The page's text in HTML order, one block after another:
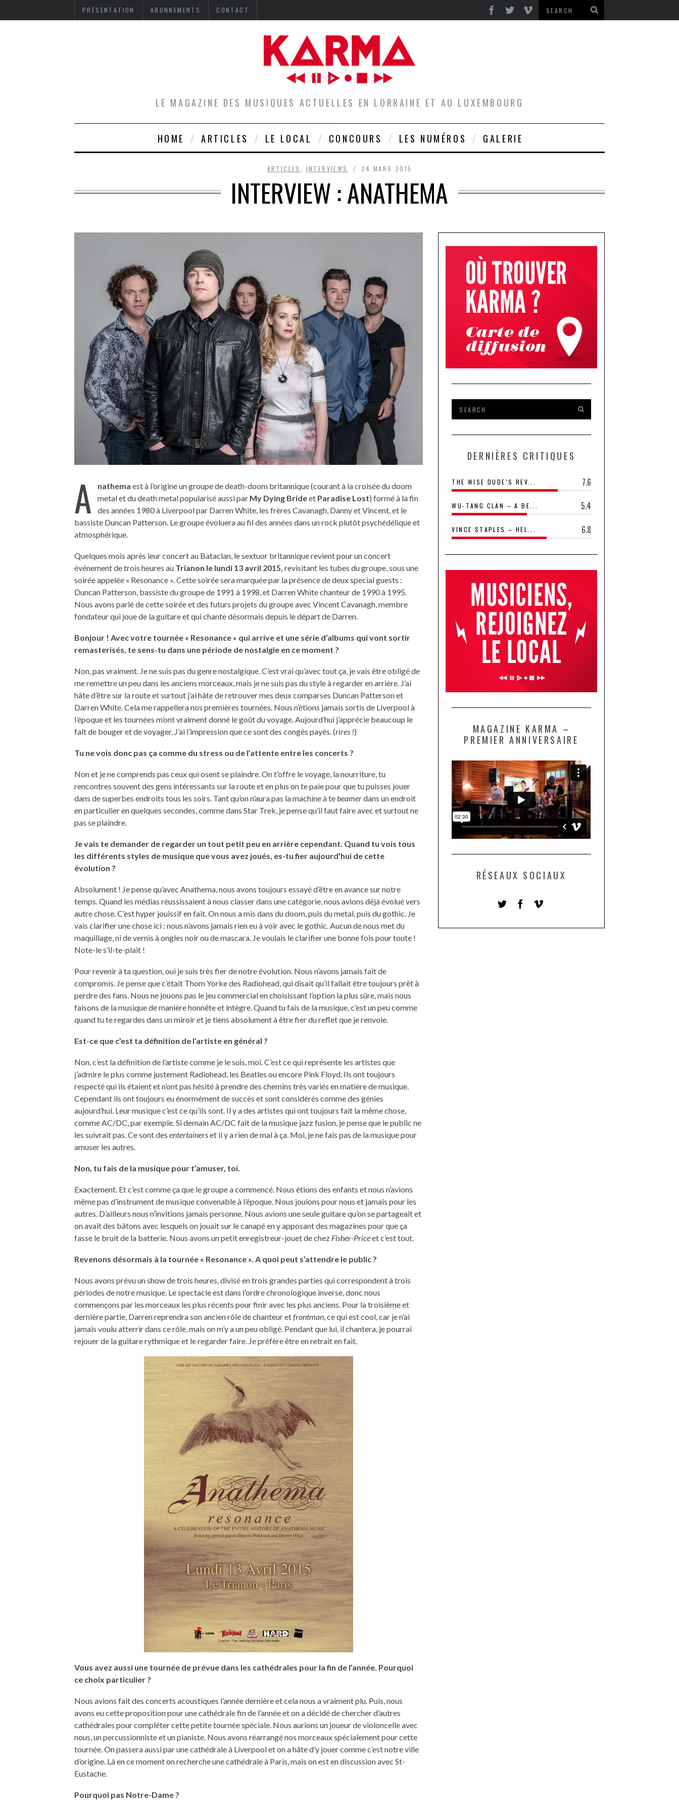
PRÉSENTATION ABONNEMENTS CONTACT
LE MAGAZINE DES MUSIQUES ACTUELLES EN LORRAINE ET AU LUXEMBOURG
HOME ARTICLES LE LOCAL CONCOURS LES NUMÉROS GALERIE
ARTICLES INTERVIEWS 24 MARS 2015
INTERVIEW : ANATHEMA
A nathema est à l’origine un groupe de death-doom britannique (courant à la croisée du doom
metal et du death metal popularisé aussi par My Dying Brideet Paradise Lost) formé à la fin
des années 1980 à Liverpool par Darren White, les frères Cavanagh, Danny et Vincent, et le
bassiste Duncan Patterson. Le groupe évoluera au fil des années dans un rock plutôt psychédélique et
atmosphérique.
Quelques mois après leur concert au Bataclan, le sextuor britannique revient pour un concert
événement de trois heures au Trianon le lundi 13 avril 2015, revisitant les tubes du groupe, sous une
soirée appelée « Resonance ». Cette soirée sera marquée par la présence de deux special guests :
Duncan Patterson, bassiste du groupe de 1991 à 1998, et Darren White chanteur de 1990 à 1995.
Nous avons parlé de cette soirée et des futurs projets du groupe avec Vincent Cavanagh, membre
fondateur qui joue de la guitare et qui chante désormais depuis le départ de Darren.
Bonjour ! Avec votre tournée « Resonance » qui arrive et une série d’albums qui vont sortir
remasterisés, te sens-tu dans une période de nostalgie en ce moment ?
Non, pas vraiment. Je ne suis pas du genre nostalgique. C’est vrai qu’avec tout ça, je vais être obligé de
me remettre un peu dans les anciens morceaux, mais je ne suis pas du style à regarder en arrière. J’ai
hâte d’être sur la route et surtout j’ai hâte de retrouver mes deux comparses Duncan Patterson et
Darren White. Cela me rappellera nos premières tournées. Nous n’étions jamais sortis de Liverpool à
l’époque et les tournées m’ont vraiment donné le goût du voyage. Aujourd’hui j’apprécie beaucoup le
fait de bouger et de voyager. J’ai l’impression que ce sont des congés payés. (rires !)
Tu ne vois donc pas ça comme du stress ou de l’attente entre les concerts ?
Non et je ne comprends pas ceux qui osent se plaindre. On t’offre le voyage, la nourriture, tu
rencontres souvent des gens intéressants sur la route et en plus on te paie pour que tu puisses jouer
dans de superbes endroits tous les soirs. Tant qu’on n’aura pas la machine à tebeamerdans un endroit
en particulier en quelques secondes, comme dans Star Trek, je pense qu’il faut faire avec et surtout ne
pas se plaindre.
Je vais te demander de regarder un tout petit peu en arrière cependant. Quand tu vois tous
les différents styles de musique que vous avez joués, es-tu fier aujourd’hui de cette
évolution ?
Absolument ! Je pense qu’avec Anathema, nous avons toujours essayé d’être en avance sur notre
temps. Quand les médias réussissaient à nous classer dans une catégorie, nous avions déjà évolué vers
autre chose. C’est hyper jouissif en fait. On nous a mis dans du doom, puis du metal, puis du gothic. Je
vais clarifier une chose ici : nous n’avons jamais rien eu à voir avec le gothic. Aucun de nous met du
maquillage, ni de vernis à ongles noir ou de mascara. Je voulais le clarifier une bonne fois pour toute !
Note-le s’il-te-plait !
Pour revenir à ta question, oui je suis très fier de notre évolution. Nous n’avons jamais fait de
compromis. Je pense que c’était Thom Yorke des Radiohead, qui disait qu’il fallait être toujours prêt à
perdre des fans. Nous ne jouons pas le jeu commercial en choisissant l’option la plus sûre, mais nous
faisons de la musique de manière honnête et intègre. Quand tu fais de la musique, c’est un peu comme
quand tu te regardes dans un miroir et je tiens absolument à être fier du reflet que je renvoie.
Est-ce que c’est ta définition de l’artiste en général ?
Non, c’est la définition de l’artiste comme je le suis, moi. C’est ce qui représente les artistes que
j’admire le plus comme justement Radiohead, les Beatles ou encore Pink Floyd. Ils ont toujours
respecté qui ils étaient et n’ont pas hésité à prendre des chemins très variés en matière de musique.
Cependant ils ont toujours eu énormément de succès et sont considérés comme des génies
aujourd’hui. Leur musique c’est ce qu’ils sont. Il y a des artistes qui ont toujours fait la même chose,
comme AC/DC, par exemple. Si demain AC/DC fait de la musique jazz fusion, je pense que le public ne
les suivrait pas. Ce sont des entertainerset il y a rien de mal à ça. Moi, je ne fais pas de la musique pour
amuser les autres.
Non, tu fais de la musique pour t’amuser, toi.
Exactement. Et c’est comme ça que le groupe a commencé. Nous étions des enfants et nous n’avions
même pas d’instrument de musique convenable à l’époque. Nous jouions pour nous et jamais pour les
autres. D’ailleurs nous n’invitions jamais personne. Nous avions une seule guitare qu’on se partageait et
on avait des bâtons avec lesquels on jouait sur le canapé en y apposant des magazines pour que ça
fasse le bruit de la batterie. Nous avons un petit enregistreur-jouet de chez Fisher-Priceet c’est tout.
Revenons désormais à la tournée « Resonance ». A quoi peut s’attendre le public ?
Nous avons prévu un show de trois heures, divisé en trois grandes parties qui correspondent à trois
périodes de notre musique. Le spectacle est dans l’ordre chronologique inverse, donc nous
commençons par les morceaux les plus récents pour finir avec les plus anciens. Pour la troisième et
dernière partie, Darren reprendra son ancien rôle de chanteur etfrontman, ce qui est cool, car je n’ai
jamais voulu atterrir dans ce rôle, mais on m’y a un peu obligé. Pendant que lui, il chantera, je pourrai
rejouer de la guitare rythmique et le regarder faire. Je préfère être en retrait en fait.
Vous avez aussi une tournée de prévue dans les cathédrales pour la fin de l’année. Pourquoi
ce choix particulier ?
Nous avions fait des concerts acoustiques l’année dernière et cela nous a vraiment plu. Puis, nous
avons eu cette proposition pour une cathédrale fin de l’année et on a décidé de chercher d’autres
cathédrales pour compléter cette petite tournée spéciale. Nous aurions un joueur de violoncelle avec
nous, un percussionniste et un pianiste. Nous avons réarrangé nos morceaux spécialement pour cette
tournée. On passera aussi par une cathédrale à Liverpool et on a hâte d’y jouer comme c’est notre ville
d’origine. Là en ce moment on recherche une cathédrale à Paris, mais on est en discussion avec St-
Eustache.
Pourquoi pas Notre-Dame ?
DERNIÈRES CRITIQUES
7.6
THE WISE DUDE’S REV...
5.4
WU-TANG CLAN – A BE...
6.8
VINCE STAPLES – HEL...
MAGAZINE KARMA –
PREMIER ANNIVERSAIRE
RÉSEAUX SOCIAUX